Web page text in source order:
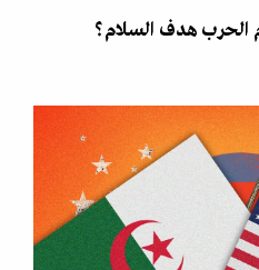
الحرب هدف السلام؟